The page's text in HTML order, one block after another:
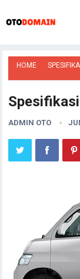
HOME
ADMIN OTO